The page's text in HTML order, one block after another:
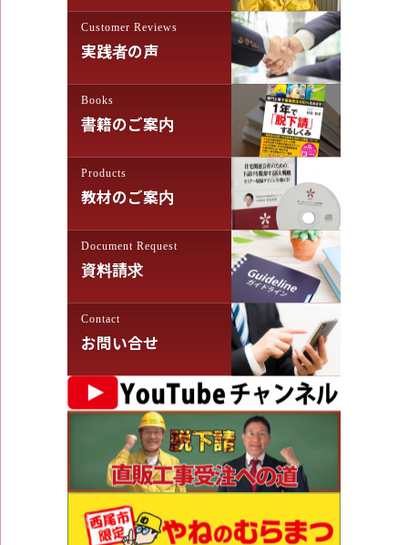
Customer Reviews
実践者の声
Books
書籍のご案内
Products
教材のご案内
Document Request
資料請求
Contact
お問い合せ